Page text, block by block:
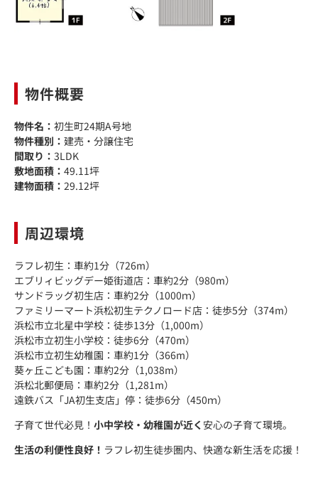
物件概要
物件名： 初生町24期A号地
物件種別： 建売・分譲住宅
間取り： 3LDK
敷地面積： 49.11坪
建物面積： 29.12坪
周辺環境
ラフレ初生：車約1分（726m）
エブリィビッグデー姫街道店：車約2分（980m）
サンドラッグ初生店：車約2分（1000ｍ）
ファミリーマート浜松初生テクノロード店：徒歩5分（374m）
浜松市立北星中学校：徒歩13分（1,000m）
浜松市立初生小学校：徒歩6分（470m）
浜松市立初生幼稚園：車約1分（366m）
葵ヶ丘こども園：車約2分（1,038m）
浜松北郵便局：車約2分（1,281m）
遠鉄バス「JA初生支店」停：徒歩6分（450ｍ）
子育て世代必見！ 小中学校・幼稚園が近く 安心の子育て環境。
生活の利便性良好！ ラフレ初生徒歩圏内、快適な新生活を応援！